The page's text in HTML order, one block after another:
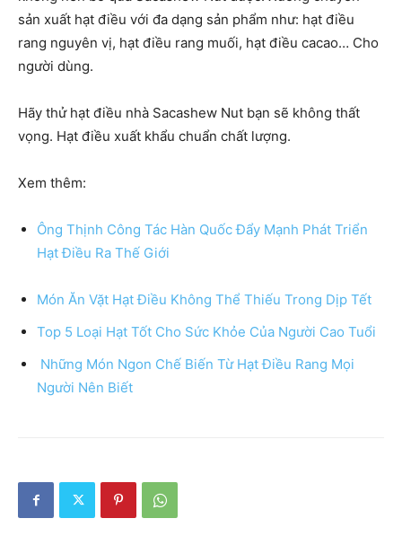
sản xuất hạt điều với đa dạng sản phẩm như: hạt điều
rang nguyên vị, hạt điều rang muối, hạt điều cacao… Cho
người dùng.
Hãy thử hạt điều nhà Sacashew Nut bạn sẽ không thất
vọng. Hạt điều xuất khẩu chuẩn chất lượng.
Xem thêm:
Ông Thịnh Công Tác Hàn Quốc Đẩy Mạnh Phát Triển
Hạt Điều Ra Thế Giới
Món Ăn Vặt Hạt Điều Không Thể Thiếu Trong Dịp Tết
Top 5 Loại Hạt Tốt Cho Sức Khỏe Của Người Cao Tuổi
Những Món Ngon Chế Biến Từ Hạt Điều Rang Mọi
Người Nên Biết